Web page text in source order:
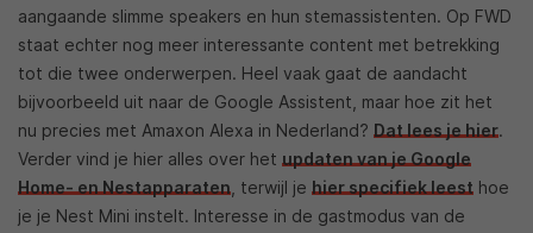
aangaande slimme speakers en hun stemassistenten. Op FWD
staat echter nog meer interessante content met betrekking
tot die twee onderwerpen. Heel vaak gaat de aandacht
bijvoorbeeld uit naar de Google Assistent, maar hoe zit het
nu precies met Amaxon Alexa in Nederland? Dat lees je hier.
Verder vind je hier alles over het updaten van je Google
Home- en Nestapparaten , terwijl je hier specifiek leest hoe
je je Nest Mini instelt. Interesse in de gastmodus van de